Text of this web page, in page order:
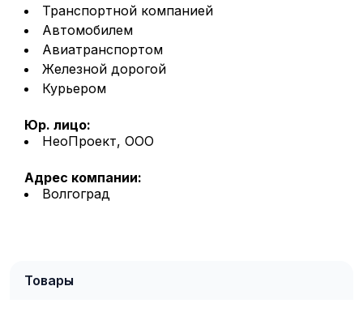
Транспортной компанией
Автомобилем
Авиатранспортом
Железной дорогой
Курьером
Юр. лицо:
НеоПроект, ООО
Адрес компании:
Волгоград
Товары